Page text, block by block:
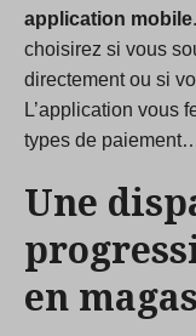
application mobile
choisirez si vous
directement ou si
L’application vous
types de
Une
en